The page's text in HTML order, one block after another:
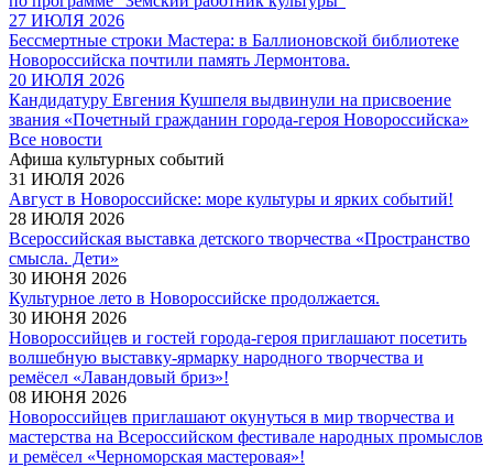
27 ИЮЛЯ 2026
Бессмертные строки Мастера: в Баллионовской библиотеке
Новороссийска почтили память Лермонтова.
20 ИЮЛЯ 2026
Кандидатуру Евгения Кушпеля выдвинули на присвоение
звания «Почетный гражданин города-героя Новороссийска»
Все новости
Афиша культурных событий
31 ИЮЛЯ 2026
Август в Новороссийске: море культуры и ярких событий!
28 ИЮЛЯ 2026
Всероссийская выставка детского творчества «Пространство
смысла. Дети»
30 ИЮНЯ 2026
Культурное лето в Новороссийске продолжается.
30 ИЮНЯ 2026
Новороссийцев и гостей города-героя приглашают посетить
волшебную выставку-ярмарку народного творчества и
ремёсел «Лавандовый бриз»!
08 ИЮНЯ 2026
Новороссийцев приглашают окунуться в мир творчества и
мастерства на Всероссийском фестивале народных промыслов
и ремёсел «Черноморская мастеровая»!